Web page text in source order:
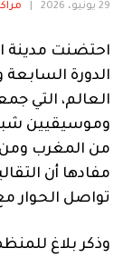
آراء 29 يونيو، 2026
الدورة
العالم، التي
وموسيقيين
من المغرب ومن
مفادها أن
تواصل الحوار